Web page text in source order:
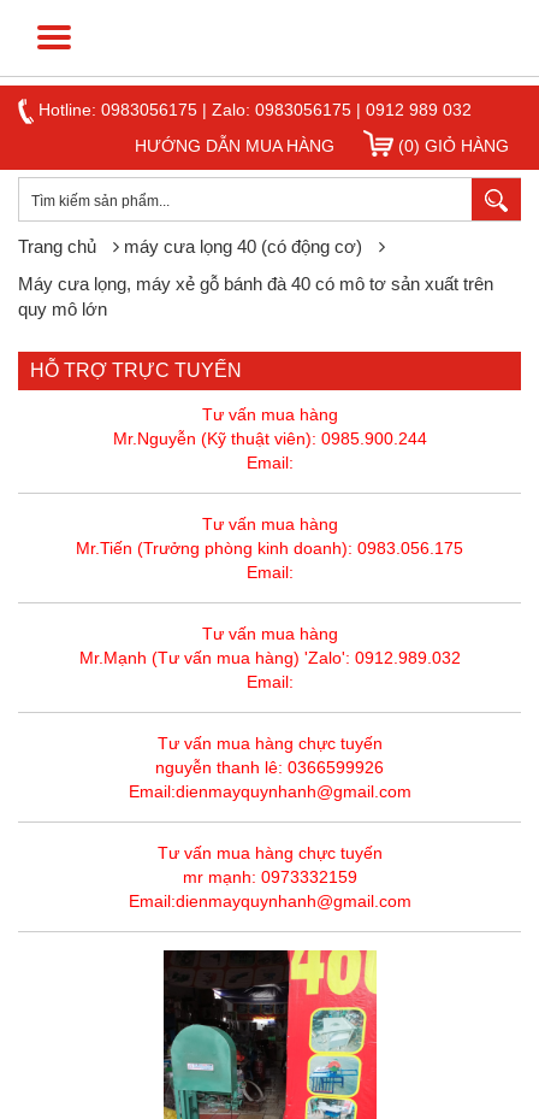
Hotline: 0983056175 | Zalo: 0983056175 | 0912 989 032
HƯỚNG DẪN MUA HÀNG
(0) GIỎ HÀNG
Trang chủ
máy cưa lọng 40 (có động cơ)
Máy cưa lọng, máy xẻ gỗ bánh đà 40 có mô tơ sản xuất trên
quy mô lớn
HỖ TRỢ TRỰC TUYẾN
Tư vấn mua hàng
Mr.Nguyễn (Kỹ thuật viên): 0985.900.244
Email:
Tư vấn mua hàng
Mr.Tiến (Trưởng phòng kinh doanh): 0983.056.175
Email:
Tư vấn mua hàng
Mr.Mạnh (Tư vấn mua hàng) 'Zalo': 0912.989.032
Email:
Tư vấn mua hàng chực tuyến
nguyễn thanh lê: 0366599926
Email:dienmayquynhanh@gmail.com
Tư vấn mua hàng chực tuyến
mr mạnh: 0973332159
Email:dienmayquynhanh@gmail.com